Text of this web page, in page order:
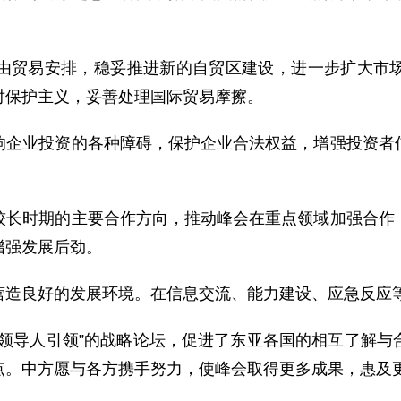
安排，稳妥推进新的自贸区建设，进一步扩大市
护主义，妥善处理国际贸易摩擦。
投资的各种障碍，保护企业合法权益，增强投资者
期的主要合作方向，推动峰会在重点领域加强合作
发展后劲。
好的发展环境。在信息交流、能力建设、应急反应
引领”的战略论坛，促进了东亚各国的相互了解与
中方愿与各方携手努力，使峰会取得更多成果，惠及